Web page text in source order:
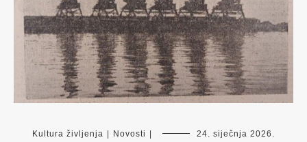
Kultura življenja Novosti 24. siječnja 2026.